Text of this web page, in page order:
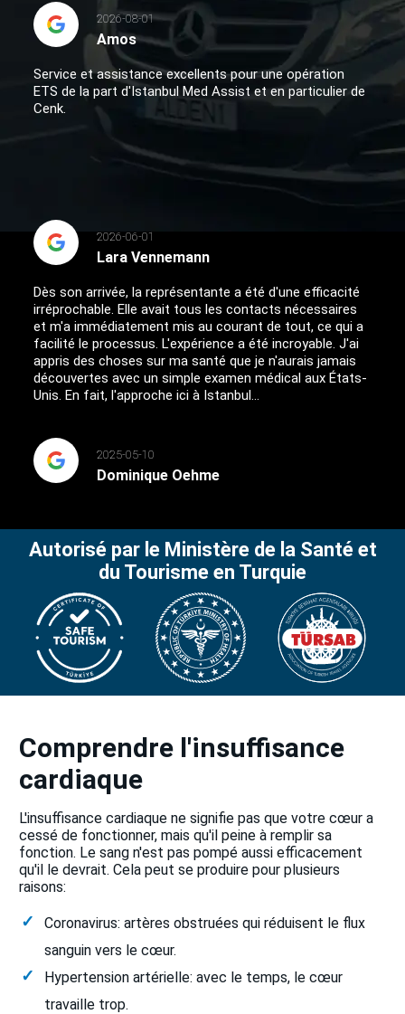
2026-08-01
Amos
Service et assistance excellents pour une opération
ETS de la part d'Istanbul Med Assist et en particulier de
Cenk.
2026-06-01
Lara Vennemann
Dès son arrivée, la représentante a été d'une efficacité
irréprochable. Elle avait tous les contacts nécessaires
et m'a immédiatement mis au courant de tout, ce qui a
facilité le processus. L'expérience a été incroyable. J'ai
appris des choses sur ma santé que je n'aurais jamais
découvertes avec un simple examen médical aux États-
Unis. En fait, l'approche ici à Istanbul...
2025-05-10
Dominique Oehme
Autorisé par le Ministère de la Santé et
du Tourisme en Turquie
Comprendre l'insuffisance
cardiaque
L'insuffisance cardiaque ne signifie pas que votre cœur a
cessé de fonctionner, mais qu'il peine à remplir sa
fonction. Le sang n'est pas pompé aussi efficacement
qu'il le devrait. Cela peut se produire pour plusieurs
raisons:
Coronavirus: artères obstruées qui réduisent le flux
sanguin vers le cœur.
Hypertension artérielle: avec le temps, le cœur
travaille trop.